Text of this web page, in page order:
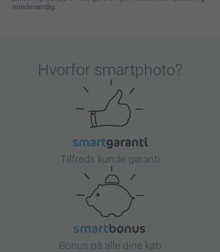
mindeværdig.
Hvorfor smartphoto?
Tilfreds kunde garanti
Bonus på alle dine køb